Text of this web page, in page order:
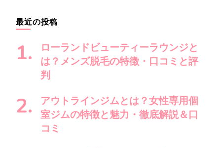
ョ
ン
お
探
し
で
?
最近の投稿
ローランドビューティーラウンジと
は？メンズ脱毛の特徴・口コミと評
判
アウトラインジムとは？女性専用個
室ジムの特徴と魅力・徹底解説＆口
コミ